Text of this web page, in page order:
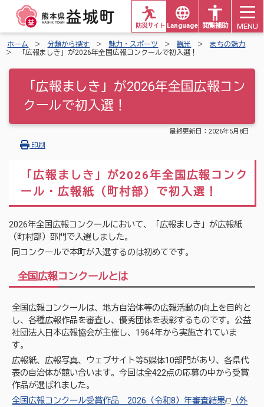
Languages 閲覧補助
防災サイト MENU
ホーム 分類から探す 魅力・スポーツ 観光
まちの魅力
「広報ましき」が2026年全国広報コンクールで初入選！
「広報ましき」が2026年全国広報コン
クールで初入選！
最終更新日： 2026年5月8日
印刷
「広報ましき」が2026年全国広報コンク
ール・広報紙（町村部）で初入選！
2026年全国広報コンクールにおいて、「広報ましき」が広報紙
（町村部）部門で入選しました。
同コンクールで本町が入選するのは初めてです。
全国広報コンクールとは
全国広報コンクールは、地方自治体等の広報活動の向上を目的と
し、各種広報作品を審査し、優秀団体を表彰するものです。公益
社団法人日本広報協会が主催し、1964年から実施されていま
す。
広報紙、広報写真、ウェブサイト等5媒体10部門があり、各県代
表の自治体が競い合います。今回は全422点の応募の中から受賞
作品が選ばれました。
全国広報コンクール受賞作品 2026（令和8）年審査結果
（外